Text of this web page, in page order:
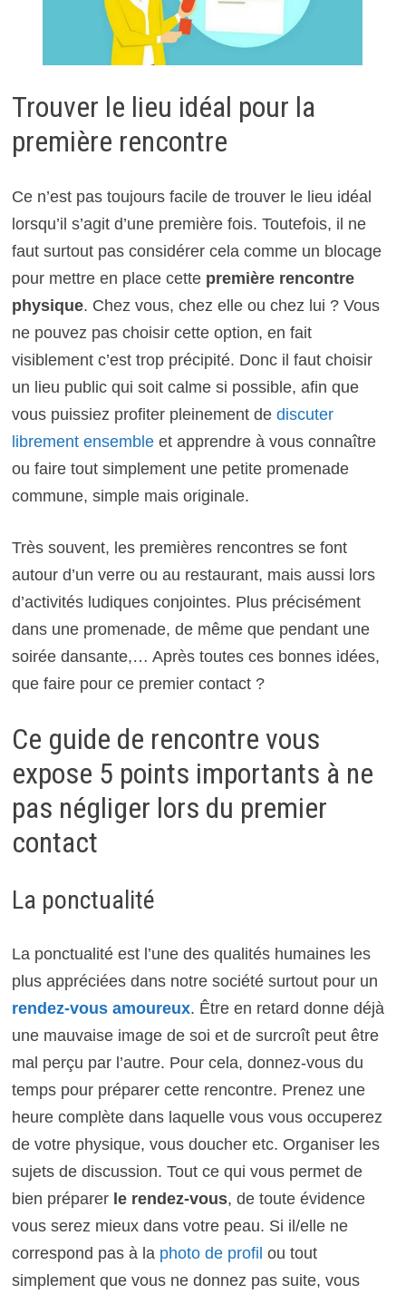
Trouver le lieu idéal pour la
première rencontre
Ce n’est pas toujours facile de trouver le lieu idéal
lorsqu’il s’agit d’une première fois. Toutefois, il ne
faut surtout pas considérer cela comme un blocage
pour mettre en place cette première rencontre
physique. Chez vous, chez elle ou chez lui ? Vous
ne pouvez pas choisir cette option, en fait
visiblement c’est trop précipité. Donc il faut choisir
un lieu public qui soit calme si possible, afin que
vous puissiez profiter pleinement de discuter
librement ensembleet apprendre à vous connaître
ou faire tout simplement une petite promenade
commune, simple mais originale.
Très souvent, les premières rencontres se font
autour d’un verre ou au restaurant, mais aussi lors
d’activités ludiques conjointes. Plus précisément
dans une promenade, de même que pendant une
soirée dansante,… Après toutes ces bonnes idées,
que faire pour ce premier contact ?
Ce guide de rencontre vous
expose 5 points importants à ne
pas négliger lors du premier
contact
La ponctualité
La ponctualité est l’une des qualités humaines les
plus appréciées dans notre société surtout pour un
rendez-vous amoureux. Être en retard donne déjà
une mauvaise image de soi et de surcroît peut être
mal perçu par l’autre. Pour cela, donnez-vous du
temps pour préparer cette rencontre. Prenez une
heure complète dans laquelle vous vous occuperez
de votre physique, vous doucher etc. Organiser les
sujets de discussion. Tout ce qui vous permet de
bien préparer le rendez-vous, de toute évidence
vous serez mieux dans votre peau. Si il/elle ne
correspond pas à la photo de profil ou tout
simplement que vous ne donnez pas suite, vous